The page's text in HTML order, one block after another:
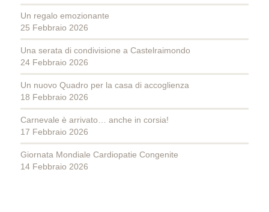
Un regalo emozionante
25 Febbraio 2026
Una serata di condivisione a Castelraimondo
24 Febbraio 2026
Un nuovo Quadro per la casa di accoglienza
18 Febbraio 2026
Carnevale è arrivato… anche in corsia!
17 Febbraio 2026
Giornata Mondiale Cardiopatie Congenite
14 Febbraio 2026